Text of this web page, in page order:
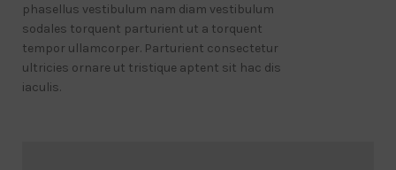
phasellus vestibulum nam diam vestibulum
sodales torquent parturient ut a torquent
tempor ullamcorper. Parturient consectetur
ultricies ornare ut tristique aptent sit hac dis
iaculis.